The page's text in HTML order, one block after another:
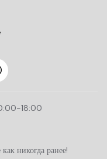
18:00
никогда ранее!